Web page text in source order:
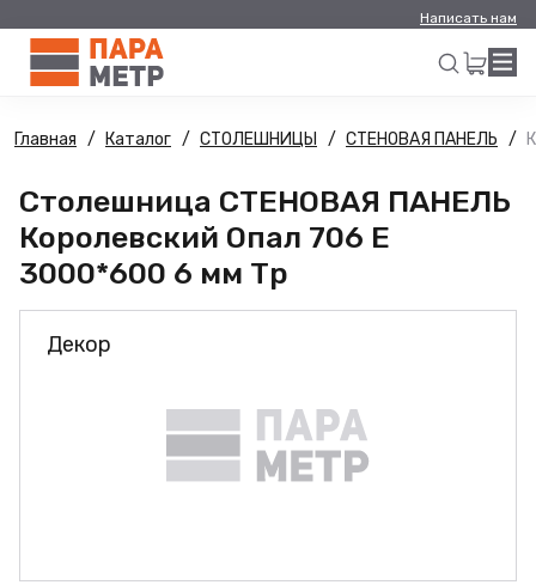
Написать нам
Искать
Главная Каталог СТОЛЕШНИЦЫ СТЕНОВАЯ ПАНЕЛЬ
Столешница СТЕНОВАЯ ПАНЕЛЬ
Королевский Опал 706 E
3000*600 6 мм Тр
Декор